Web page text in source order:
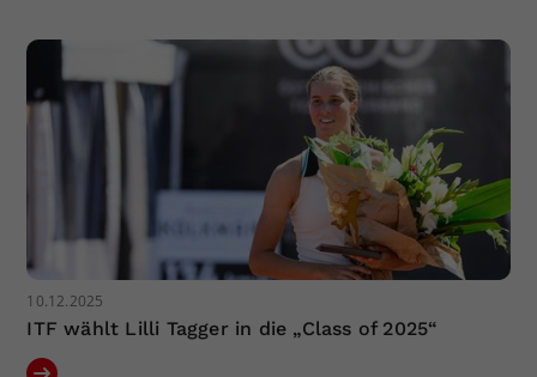
10.12.2025
ITF wählt Lilli Tagger in die „Class of 2025“